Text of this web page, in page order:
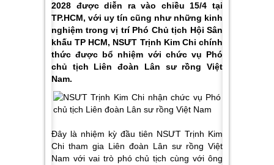
2028 được diễn ra vào chiều 15/4 tại
TP.HCM, với uy tín cũng như những kinh
nghiệm trong vị trí Phó Chủ tịch Hội Sân
khấu TP HCM, NSƯT Trịnh Kim Chi chính
thức được bổ nhiệm với chức vụ Phó
chủ tịch Liên đoàn Lân sư rồng Việt
Nam.
Đây là nhiệm kỳ đầu tiên NSƯT Trịnh Kim
Chi tham gia Liên đoàn Lân sư rồng Việt
Nam với vai trò phó chủ tịch cùng với ông